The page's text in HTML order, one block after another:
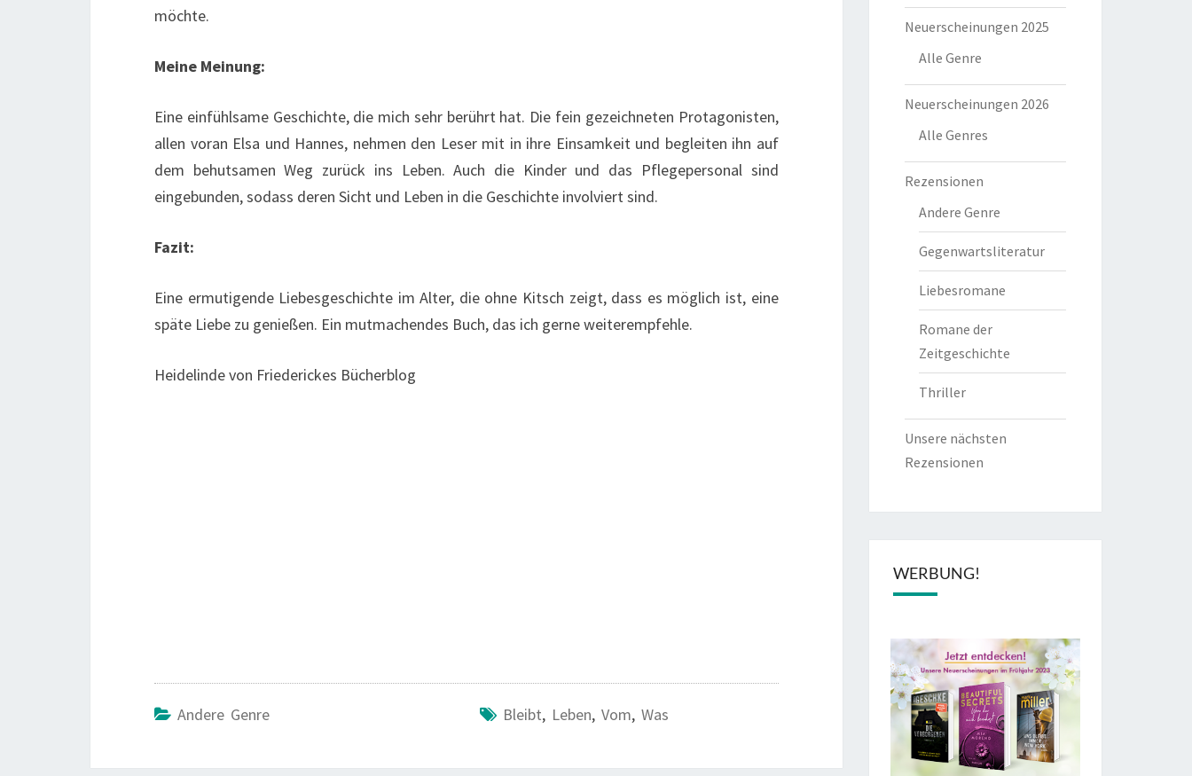
möchte.
Meine Meinung:
Eine einfühlsame Geschichte, die mich sehr berührt hat. Die fein gezeichneten Protagonisten,
allen voran Elsa und Hannes, nehmen den Leser mit in ihre Einsamkeit und begleiten ihn auf
dem behutsamen Weg zurück ins Leben. Auch die Kinder und das Pflegepersonal sind
eingebunden, sodass deren Sicht und Leben in die Geschichte involviert sind.
Fazit:
Eine ermutigende Liebesgeschichte im Alter, die ohne Kitsch zeigt, dass es möglich ist, eine
späte Liebe zu genießen. Ein mutmachendes Buch, das ich gerne weiterempfehle.
Heidelinde von Friederickes Bücherblog
Andere Genre Bleibt, Leben, Vom, Was
Neuerscheinungen 2025
Alle Genre
Neuerscheinungen 2026
Alle Genres
Rezensionen
Andere Genre
Gegenwartsliteratur
Liebesromane
Romane der
Zeitgeschichte
Thriller
Unsere nächsten
Rezensionen
WERBUNG!